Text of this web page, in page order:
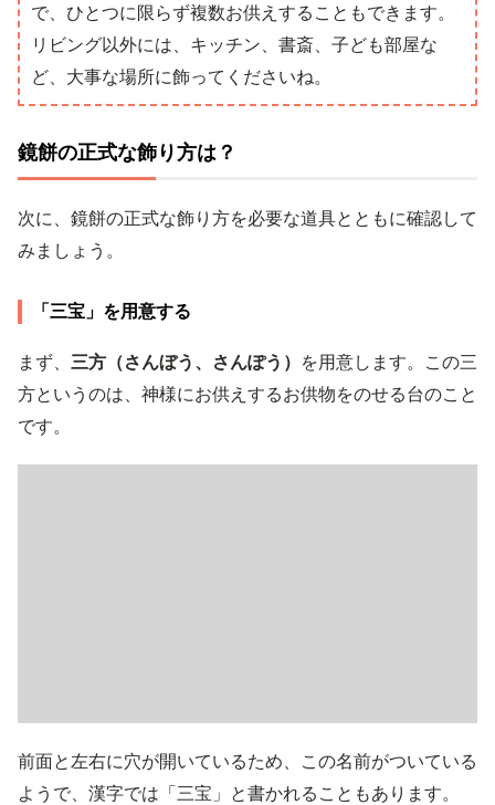
で、ひとつに限らず複数お供えすることもできます。
リビング以外には、キッチン、書斎、子ども部屋な
ど、大事な場所に飾ってくださいね。
鏡餅の正式な飾り方は？
次に、鏡餅の正式な飾り方を必要な道具とともに確認して
みましょう。
「三宝」を用意する
まず、 三方（さんぼう、さんぽう） を用意します。この三
方というのは、神様にお供えするお供物をのせる台のこと
です。
前面と左右に穴が開いているため、この名前がついている
ようで、漢字では「三宝」と書かれることもあります。